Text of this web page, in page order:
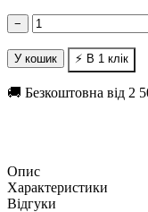
−
У кошик ⚡ В 1 клік
🚚 Безкоштовна від 2
Опис
Характеристики
Відгуки